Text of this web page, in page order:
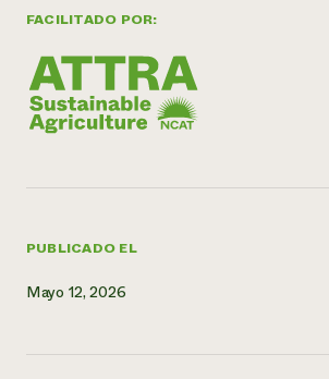
Contratar a un becario
FACILITADO POR:
PUBLICADO EL
Mayo 12, 2026